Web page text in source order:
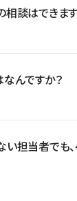
やコンテンツ、
形で移行できま
定がそのまま移
成やデザイン、
相談はできま
きいサイトや、
、既存システム
合わせください。
んですか？
ン履歴の期間、
ンごとに異なり
い担当者でも